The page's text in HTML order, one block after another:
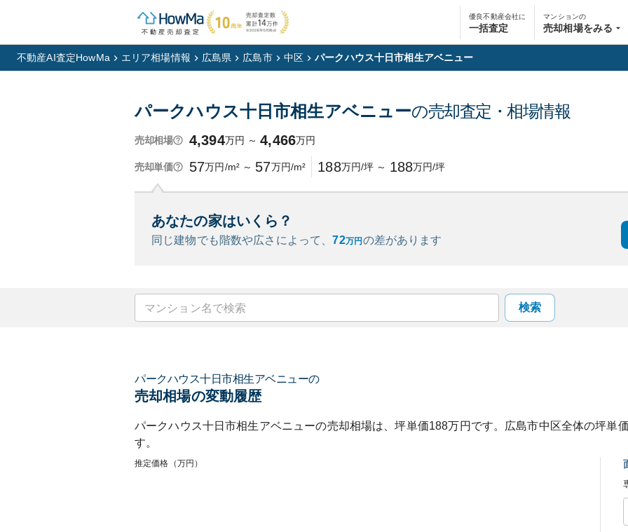
優良不動産会社に
一括査定
マンションの
売却相場をみる
不動産AI査定HowMa エリア相場情報 広島県 広島市 中区 パークハウス十日市相生アベニュー
パークハウス十日市相生アベニューの売却査定・相場情報
売却相場 4,394万円 ～ 4,466万円
売却単価 57万円/m² ～ 57万円/m² 188万円/坪 ～ 188万円/坪
あなたの家はいくら？
同じ建物でも階数や広さによって、72万円 の差があります
検索
パークハウス十日市相生アベニューの
売却相場の変動履歴
パークハウス十日市相生アベニューの売却相場は、坪単価188万円です。 広島市中区全体の坪単
す。
推定価格（万円）